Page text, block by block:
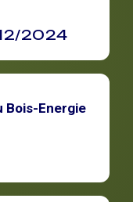
2024
Bois-Energie